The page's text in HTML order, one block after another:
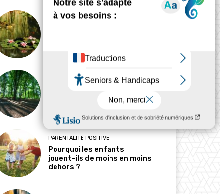
devenue une ressource
PARENTALITÉ POSITIVE
Pourquoi les enfants
jouent-ils de moins en moins
dehors ?